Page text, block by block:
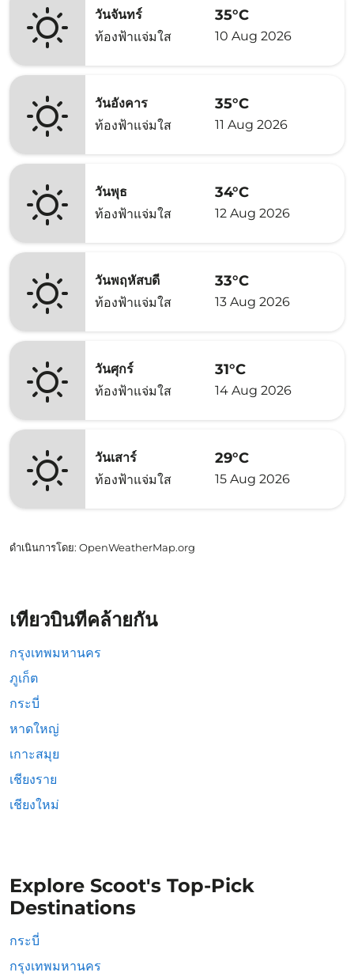
วันจันทร์
ท้องฟ้าแจ่มใส
35°C
10 Aug 2026
วันอังคาร
ท้องฟ้าแจ่มใส
35°C
11 Aug 2026
วันพุธ
ท้องฟ้าแจ่มใส
34°C
12 Aug 2026
วันพฤหัสบดี
ท้องฟ้าแจ่มใส
33°C
13 Aug 2026
วันศุกร์
ท้องฟ้าแจ่มใส
31°C
14 Aug 2026
วันเสาร์
ท้องฟ้าแจ่มใส
29°C
15 Aug 2026
ดำเนินการโดย: OpenWeatherMap.org
เที่ยวบินที่คล้ายกัน
กรุงเทพมหานคร
ภูเก็ต
กระบี่
หาดใหญ่
เกาะสมุย
เชียงราย
เชียงใหม่
Explore Scoot's Top-Pick
Destinations
กระบี่
กรุงเทพมหานคร